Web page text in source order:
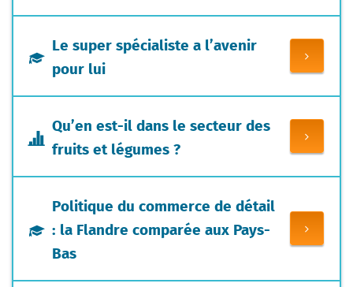
Le super spécialiste a l’avenir
pour lui
Qu’en est-il dans le secteur des
fruits et légumes ?
Politique du commerce de détail
: la Flandre comparée aux Pays-
Bas